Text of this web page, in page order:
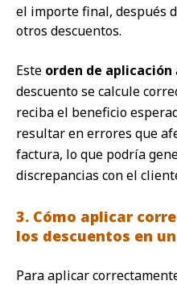
el importe final, después
otros descuentos.
Este orden de aplicación
descuento se calcule
reciba el beneficio
resultar en errores que
factura, lo que podría
discrepancias con el
3. Cómo aplicar
los descuentos en
Para aplicar